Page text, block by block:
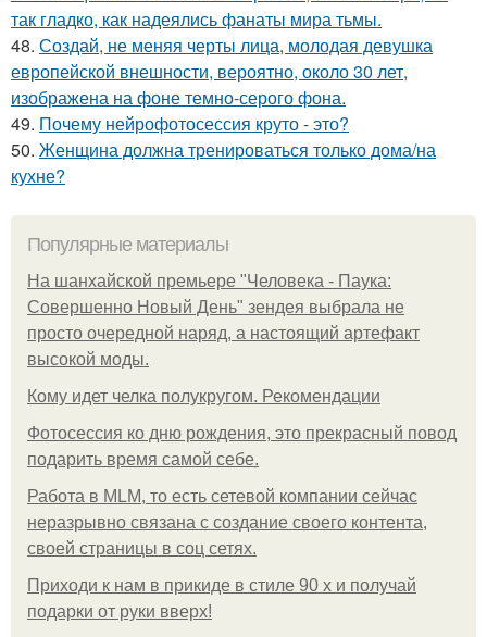
так гладко, как надеялись фанаты мира тьмы.
48. Создай, не меняя черты лица, молодая девушка
европейской внешности, вероятно, около 30 лет,
изображена на фоне темно-серого фона.
49. Почему нейрофотосессия круто - это?
50. Женщина должна тренироваться только дома/на
кухне?
Популярные материалы
На шанхайской премьере "Человека - Паука:
Совершенно Новый День" зендея выбрала не
просто очередной наряд, а настоящий артефакт
высокой моды.
Кому идет челка полукругом. Рекомендации
Фотосессия ко дню рождения, это прекрасный повод
подарить время самой себе.
Работа в MLM, то есть сетевой компании сейчас
неразрывно связана с создание своего контента,
своей страницы в соц сетях.
Приходи к нам в прикиде в стиле 90 х и получай
подарки от руки вверх!